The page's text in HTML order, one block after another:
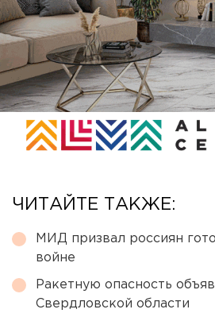
ЧИТАЙТЕ ТАКЖЕ:
МИД призвал россиян
войне
Ракетную опасность
Свердловской области